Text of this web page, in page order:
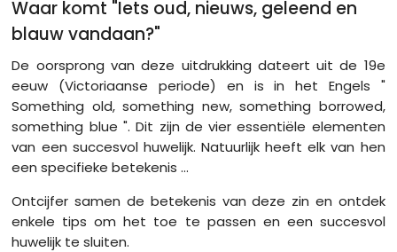
Waar komt "Iets oud, nieuws, geleend en
blauw vandaan?"
De oorsprong van deze uitdrukking dateert uit de 19e
eeuw (Victoriaanse periode) en is in het Engels "
Something old, something new, something borrowed,
something blue ". Dit zijn de vier essentiële elementen
van een succesvol huwelijk. Natuurlijk heeft elk van hen
een specifieke betekenis ...
Ontcijfer samen de betekenis van deze zin en ontdek
enkele tips om het toe te passen en een succesvol
huwelijk te sluiten.